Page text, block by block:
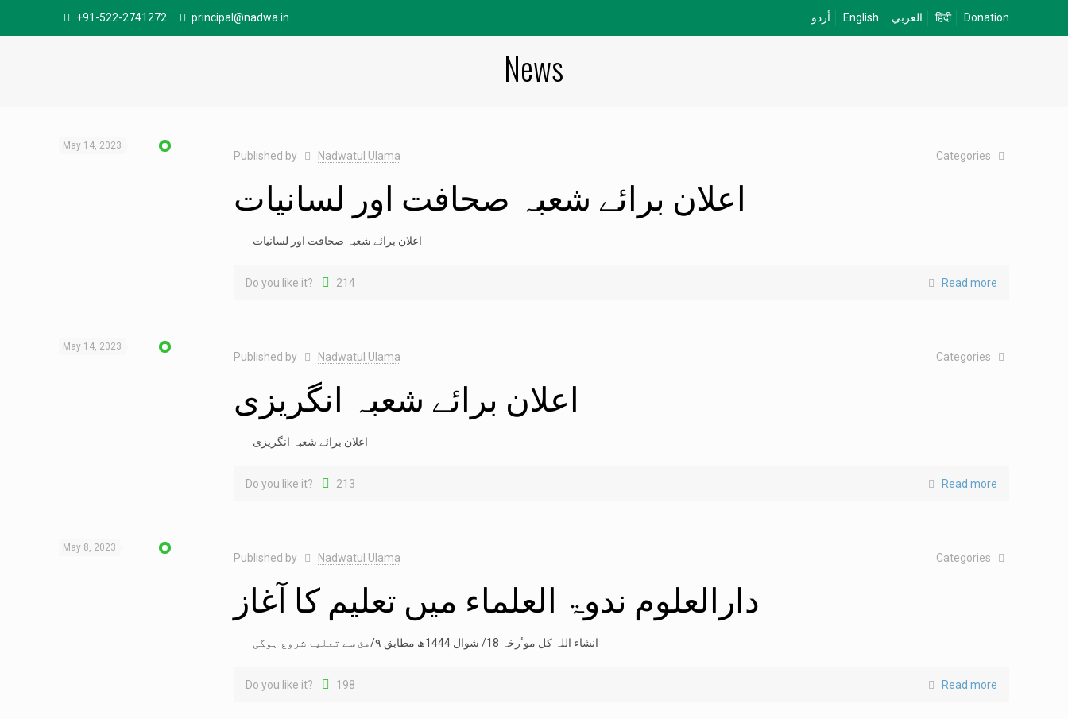
+91-522-2741272 principal@nadwa.in أردو English العربي हिंदी Donation
News
May 14, 2023
Published by Nadwatul Ulama Categories
اعلان برائے شعبہ صحافت اور لسانیات
Do you like it? 214 Read more
May 14, 2023
Published by Nadwatul Ulama Categories
اعلان برائے شعبہ انگریزی
Do you like it? 213 Read more
May 8, 2023
Published by Nadwatul Ulama Categories
دارالعلوم ندوۃ العلماء میں تعلیم کا آغاز
Do you like it? 198 Read more